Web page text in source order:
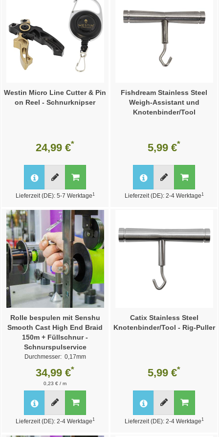
Westin Micro Line Cutter & Pin
on Reel - Schnurknipser
24,99 €*
Lieferzeit (DE): 5-7 Werktage 1
Fishdream Stainless Steel
Weigh-Assistant und
Knotenbinder/Tool
5,99 €*
Lieferzeit (DE): 2-4 Werktage 1
Rolle bespulen mit Senshu
Smooth Cast High End Braid
150m + Füllschnur -
Schnurspulservice
Durchmesser: 0,17mm
Weitere Varianten >>
34,99 €*
0,23 € / m
Lieferzeit (DE): 2-4 Werktage1
Catix Stainless Steel
Knotenbinder/Tool - Rig-Puller
5,99 €*
Lieferzeit (DE): 2-4 Werktage1